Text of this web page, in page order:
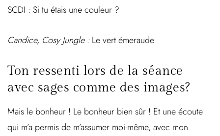
SCDI : Si tu étais une couleur ?
Candice, Cosy Jungle : Le vert émeraude
Ton ressenti lors de la séance
avec sages comme des images?
Mais le bonheur ! Le bonheur bien sûr ! Et une écoute
qui m’a permis de m’assumer moi-même, avec mon